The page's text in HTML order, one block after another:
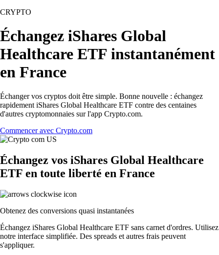
CRYPTO
Échangez iShares Global
Healthcare ETF instantanément
en France
Échanger vos cryptos doit être simple. Bonne nouvelle : échangez
rapidement iShares Global Healthcare ETF contre des centaines
d'autres cryptomonnaies sur l'app Crypto.com.
Commencer avec Crypto.com
Échangez vos iShares Global Healthcare
ETF en toute liberté en France
Obtenez des conversions quasi instantanées
Échangez iShares Global Healthcare ETF sans carnet d'ordres. Utilisez
notre interface simplifiée. Des spreads et autres frais peuvent
s'appliquer.